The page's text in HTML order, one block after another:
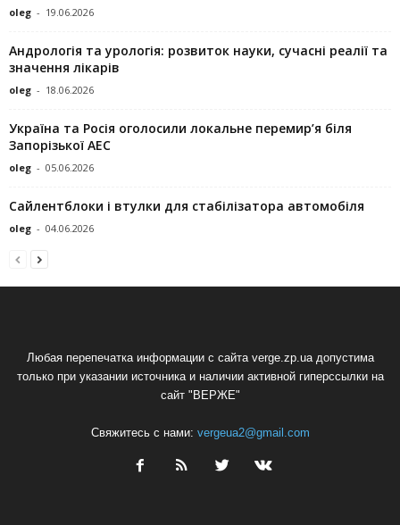
oleg - 19.06.2026
Андрологія та урологія: розвиток науки, сучасні реалії та
значення лікарів
oleg - 18.06.2026
Україна та Росія оголосили локальне перемир’я біля
Запорізької АЕС
oleg - 05.06.2026
Сайлентблоки і втулки для стабілізатора автомобіля
oleg - 04.06.2026
Любая перепечатка информации с сайта verge.zp.ua допустима
только при указании источника и наличии активной гиперссылки на
сайт "ВЕРЖЕ"
Свяжитесь с нами: vergeua2@gmail.com